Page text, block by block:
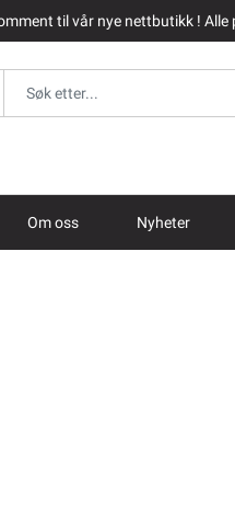
til vår nye nettbutikk !
Om oss Nyheter